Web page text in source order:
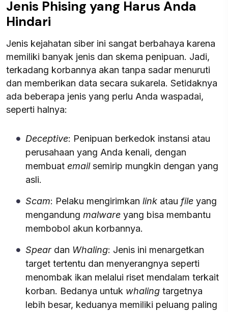
Jenis Phising yang Harus Anda
Hindari
Jenis kejahatan siber ini sangat berbahaya karena
memiliki banyak jenis dan skema penipuan. Jadi,
terkadang korbannya akan tanpa sadar menuruti
dan memberikan data secara sukarela. Setidaknya
ada beberapa jenis yang perlu Anda waspadai,
seperti halnya:
Deceptive: Penipuan berkedok instansi atau
perusahaan yang Anda kenali, dengan
membuat emailsemirip mungkin dengan yang
asli.
Scam: Pelaku mengirimkan link atau file yang
mengandung malware yang bisa membantu
membobol akun korbannya.
Spear dan Whaling: Jenis ini menargetkan
target tertentu dan menyerangnya seperti
menombak ikan melalui riset mendalam terkait
korban. Bedanya untuk whaling targetnya
lebih besar, keduanya memiliki peluang paling